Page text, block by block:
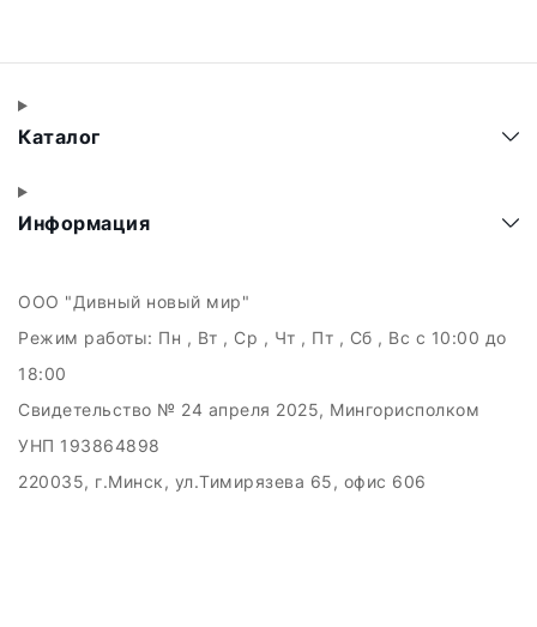
Каталог
Информация
ООО "Дивный новый мир"
Режим работы: Пн , Вт , Ср , Чт , Пт , Сб , Вс c 10:00 до
18:00
Свидетельство № 24 апреля 2025, Мингорисполком
УНП 193864898
220035, г.Минск, ул.Тимирязева 65, офис 606